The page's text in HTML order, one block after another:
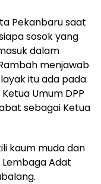
Pekanbaru saat
sosok yang
dalam
menjawab
itu ada pada
Umum DPP
sebagai Ketua
kaum muda dan
Adat